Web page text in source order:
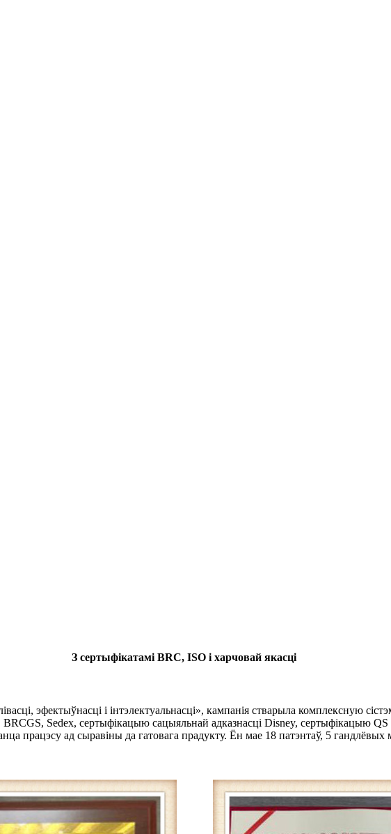
З сертыфікатамі BRC, ISO і харчовай якасці
эфектыўнасці і інтэлектуальнасці», кампанія стварыла комплексную
BRCGS, Sedex, сертыфікацыю сацыяльнай адказнасці Disney, сертыфікацыю
працэсу ад сыравіны да гатовага прадукту. Ён мае 18 патэнтаў, 5 гандлёвых